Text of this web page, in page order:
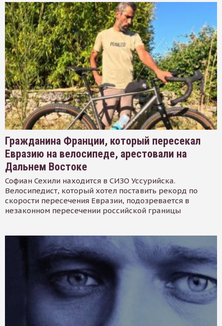
Гражданина Франции, который пересекал
Евразию на велосипеде, арестовали на
Дальнем Востоке
Софиан Сехили находится в СИЗО Уссурийска.
Велосипедист, который хотел поставить рекорд по
скорости пересечения Евразии, подозревается в
незаконном пересечении российской границы